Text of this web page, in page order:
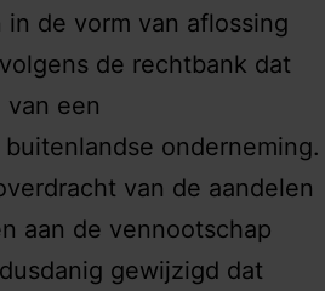
de vorm van aflossing
de rechtbank dat
een
onderneming.
van de aandelen
aan de vennootschap
gewijzigd dat